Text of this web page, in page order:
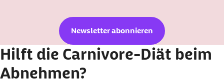
Newsletter abonnieren
Hilft die Carnivore-Diät beim
Abnehmen?